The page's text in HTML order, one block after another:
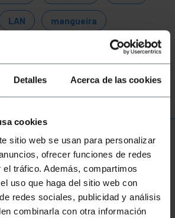
Detalles Acerca de las cookies
cookies
sitio web se usan para personalizar
ofrecer funciones de redes
tráfico. Además, compartimos
uso que haga del sitio web con
redes sociales, publicidad y análisis
combinarla con otra información
LAN mangueira
rede